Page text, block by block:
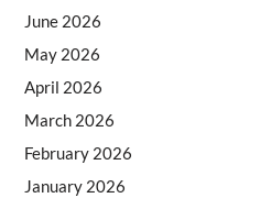
June 2026
May 2026
April 2026
March 2026
February 2026
January 2026